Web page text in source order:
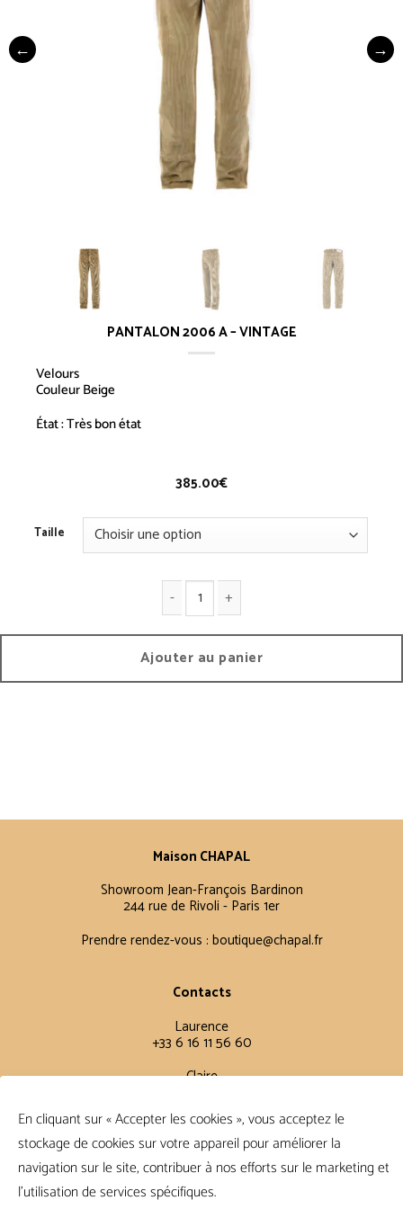
En cliquant sur « Accepter les cookies », vous acceptez le
stockage de cookies sur votre appareil pour améliorer la
navigation sur le site, contribuer à nos efforts sur le marketing et
l'utilisation de services spécifiques.
PANTALON 2006 A – VINTAGE
Velours
Couleur Beige
État : Très bon état
385.00€
Taille
Ajouter au panier
Maison CHAPAL
Showroom Jean-François Bardinon
244 rue de Rivoli - Paris 1er
Prendre rendez-vous : boutique@chapal.fr
Contacts
Laurence
+33 6 16 11 56 60
Claire
Conditions Générales
FAQ
Conditions de vente